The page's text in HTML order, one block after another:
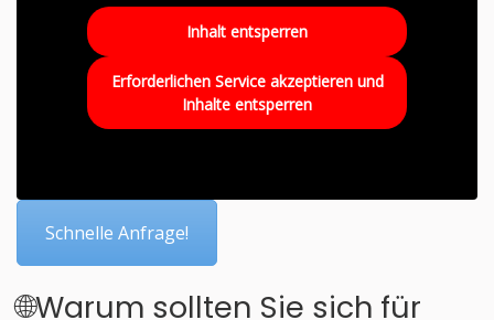
Inhalt entsperren
Erforderlichen Service akzeptieren und
Inhalte entsperren
Schnelle Anfrage!
🌐Warum sollten Sie sich für